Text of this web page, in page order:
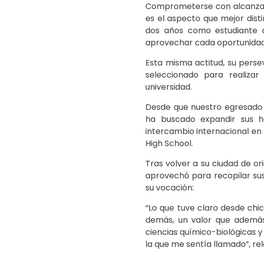
Comprometerse con
es el aspecto que mejor
dos años como estudiante
aprovechar cada
Esta misma actitud, su
seleccionado para
universidad.
Desde que nuestro
ha buscado expandir sus
intercambio internacional en
High School.
Tras volver a su ciudad de
aprovechó para recopilar
su vocación:
“Lo que tuve claro desde
demás, un valor que
ciencias químico-biológicas
la que me sentía llamado”,